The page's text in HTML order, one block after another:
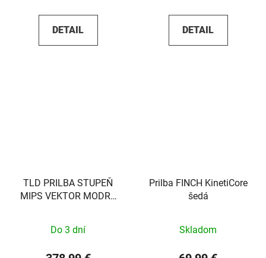
DETAIL DETAIL
TLD PRILBA STUPEŇ
MIPS VEKTOR MODRÁ
Do 3 dní
Prilba FINCH KinetiCore
šedá
Skladom